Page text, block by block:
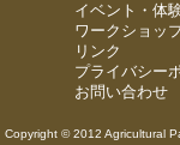
イベント・体
ワークショッ
リンク
プライバシー
お問い合わせ
Copyright © 2012 Agricultural